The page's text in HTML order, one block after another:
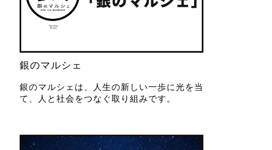
銀のマルシェ
銀のマルシェは、人生の新しい一歩に光を当
て、人と社会をつなぐ取り組みです。